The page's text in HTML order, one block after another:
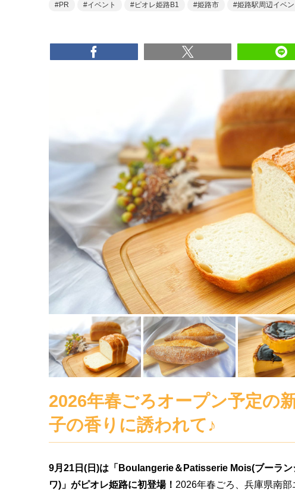
PR イベント ピオレ姫路B1 姫路市 姫路駅周辺イベン
2026年春ごろオープン予定の
子の香りに誘われて♪
9月21日(日)は「Boulangerie＆Patisserie Mois(ブーラン
ワ)」がピオレ姫路に初登場！ 2026年春ごろ、兵庫県南